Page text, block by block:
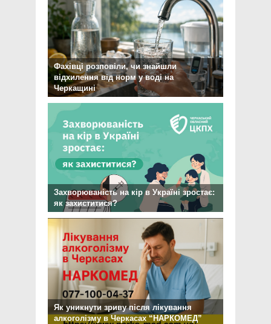
Фахівці розповіли, чи знайшли
відхилення від норм у воді на
Черкащині
Захворюваність на кір в Україні зростає:
як захиститися?
Як уникнути зриву після лікування
алкоголізму в Черкасах “НАРКОМЕД”